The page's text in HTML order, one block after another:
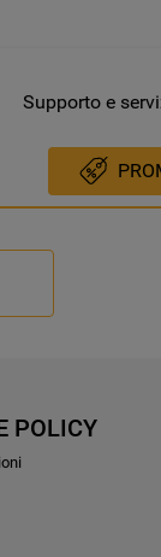
Supporto e
POLICY